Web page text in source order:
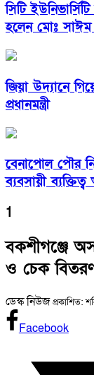
সিটি
হলেন মোঃ সাঈম
জিয়া উদ্যানে
প্রধানমন্ত্রী
​বেনাপোল পৌর
ব্যবসায়ী
1
বকশীগঞ্জে
ও চেক বিতরণ
ডেস্ক নিউজপ্রকাশিত:
Facebook